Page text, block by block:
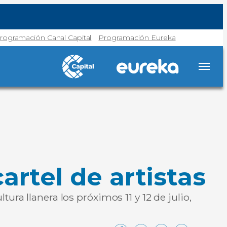
Canal Capital Programación Eureka
de artistas
llanera los próximos 11 y 12 de julio,